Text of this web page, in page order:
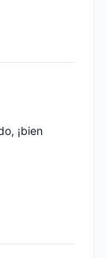
¡bien